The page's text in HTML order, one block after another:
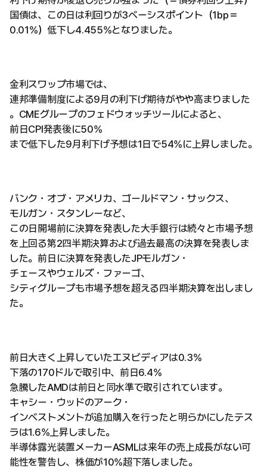
国債は、この日は利回りが3ベーシスポイント（1bp＝
0.01%）低下し4.455%となりました。
金利スワップ市場では、
連邦準備制度による9月の利下げ期待がやや高まりました
。CMEグループのフェドウォッチツールによると、
前日CPI発表後に50%
まで低下した9月利下げ予想は1日で54%に上昇しました。
バンク・オブ・アメリカ、ゴールドマン・サックス、
モルガン・スタンレーなど、
この日開場前に決算を発表した大手銀行は続々と市場予想
を上回る第2四半期決算および過去最高の決算を発表しま
した。前日に決算を発表したJPモルガン・
チェースやウェルズ・ファーゴ、
シティグループも市場予想を超える四半期決算を出しまし
た。
前日大きく上昇していたエヌビディアは0.3%
下落の170ドルで取引中、前日6.4%
急騰したAMDは前日と同水準で取引されています。
キャシー・ウッドのアーク・
インベストメントが追加購入を行ったと明らかにしたテス
ラは1.6%上昇しました。
半導体露光装置メーカーASMLは来年の売上成長がない可
能性を警告し、株価が10%超下落しました。